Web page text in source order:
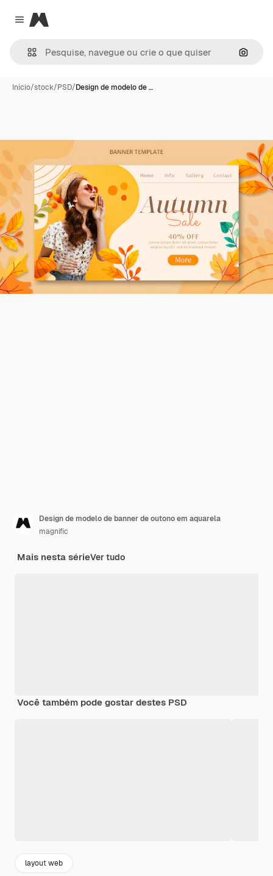
Close menu
Magnific
Início/stock/PSD/Design de modelo de …
Design de modelo de banner de outono em aquarela
magnific
Mais nesta sérieVer tudo
Você também pode gostar destes PSD
layout web